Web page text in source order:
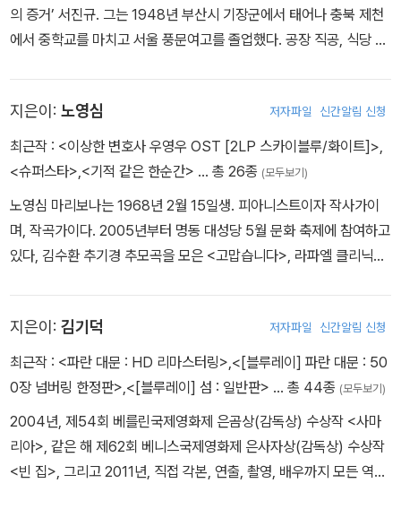
람들 덕분이고, 운이 좋았기 때문이다. 그렇게 재미있는 일을 하고 재
미있는 사람을 만나고 재미있는 시와 노래를 흥얼거리며 살다 보니
어느새 인생의 의미를 짚어보는 나이가 되었다. 남은 날들을 더 재미
있게 살다가 의미 있는 죽음을 맞는 것이 목표다.
의 증거’ 서진규. 그는 1948년 부산시 기장군에서 태어나 충북 제천
에서 중학교를 마치고 서울 풍문여고를 졸업했다. 공장 직공, 식당 종
조성아 씨를 낳았다. 그러나 그해 11월 순탄치 않은 결혼생활을 피해
미 육군에 자원입대했으며 딸 성아 씨를 데리고 미국, 한국, 독일, 일
본 등지에서 근무했다. 1972년 뉴욕 퀸스칼리지를 시작으로 여섯 군
했으며, 1990년 마흔세 살에 하버드대 석사과정에 입학하면서 군인
과 학자의 길을 함께 걷다 1996년 소령으로 예편했다. 그 사이 성아
씨가 하버드대에 입학하면서 하버드대 동문 모녀가 되었고, 나이 예
순을 한 해 앞둔 2006년 하버드대 입학 16년 만에 박사학위를 받았
다. 《나는 희망의 증거가 되고 싶다》 출간 후 한국과 세계를 오가며
에게 희망의 메시지를 전파했다. 펴낸 책으로는 《꿈꾸는 엄마로 산다
는 것》 《희망 수업》 《서진규의 희망》 등이 있다.
지은이: 노영심 저자파일 신간알림 신청
최근작 : <이상한 변호사 우영우 OST [2LP 스카이블루/화이트]>,
<슈퍼스타>,<기적 같은 한순간> … 총 26종 (모두보기)
노영심 마리보나는 1968년 2월 15일생. 피아니스트이자 작사가이
며, 작곡가이다. 2005년부터 명동 대성당 5월 문화 축제에 참여하고
있다, 김수환 추기경 추모곡을 모은 <고맙습니다>, 라파엘 클리닉을
지은이: 김기덕 저자파일 신간알림 신청
최근작 : <파란 대문 : HD 리마스터링>,<[블루레이] 파란 대문 : 50
0장 넘버링 한정판>,<[블루레이] 섬 : 일반판> … 총 44종 (모두보기)
2004년, 제54회 베를린국제영화제 은곰상(감독상) 수상작 <사마
리아>, 같은 해 제62회 베니스국제영화제 은사자상(감독상) 수상작
<빈 집>, 그리고 2011년, 직접 각본, 연출, 촬영, 배우까지 모든 역할